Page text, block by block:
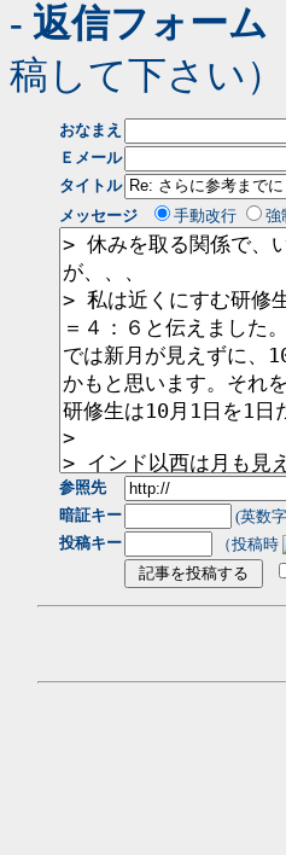
- 返信フォーム
稿して下さい）
おなまえ
Ｅメール
タイトル
メッセージ
手動改行 強
参照先
暗証キー
(英数
投稿キー
（投稿時